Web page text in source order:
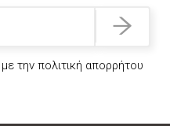
την πολιτική απορρήτου